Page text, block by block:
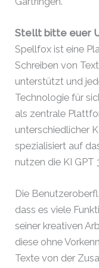
Stellt bitte euer
Spellfox ist eine
Schreiben von
unterstützt und
Technologie für
als zentrale
unterschiedlicher
spezialisiert auf
nutzen die KI GPT
Die
dass es viele
seiner kreativen
diese ohne
Texte von der